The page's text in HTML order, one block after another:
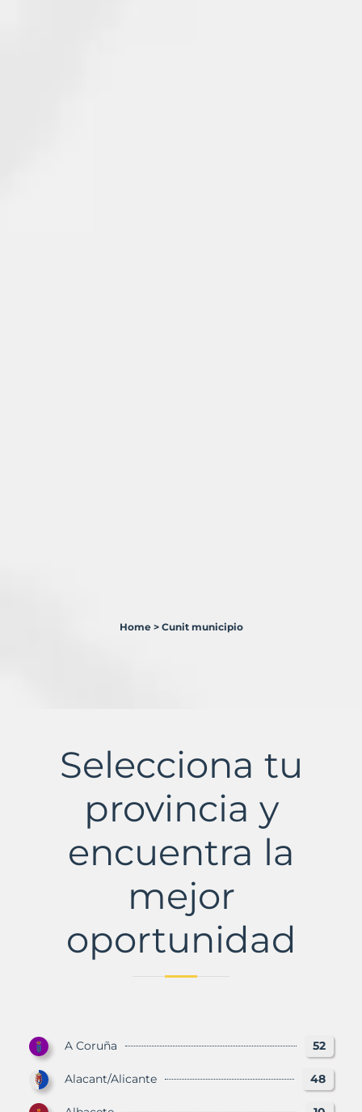
Murbalands
Home > Cunit municipio
Selecciona tu
provincia y
encuentra la
mejor
oportunidad
A Coruña 52
Alacant/Alicante 48